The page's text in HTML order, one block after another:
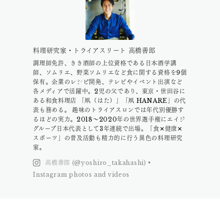
料理研究家・トライアスリート 高橋善郎
調理師免許、きき酒師の上位資格である日本酒学講
師、ソムリエ、野菜ソムリエなど食に関する資格を9個
保有。企業のレシピ開発、テレビやイベント出演など
各メディアで活躍中。2児の父であり、東京・世田谷に
ある和食料理店 「凧（はた）」「凧 HANARE」の代
表も務める。 趣味のトライアスロンでは年代別優勝す
るほどの実力。2018〜2020年の世界選手権にエイジ
グループ日本代表として3年連続で出場。「食✕健康✕
スポーツ」の普及活動も精力的に行う異色の料理研究
家。
高橋善郎 (@yoshiro_takahashi) •
Instagram photos and videos